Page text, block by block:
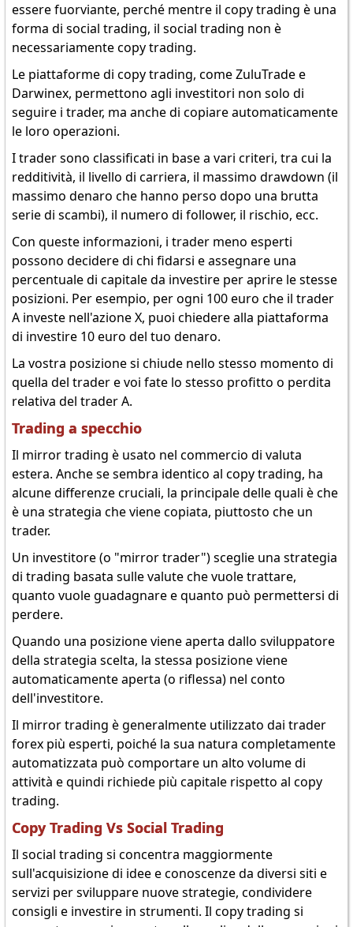
essere fuorviante, perché mentre il copy trading è una
forma di social trading, il social trading non è
necessariamente copy trading.
Le piattaforme di copy trading, come ZuluTrade e
Darwinex, permettono agli investitori non solo di
seguire i trader, ma anche di copiare automaticamente
le loro operazioni.
I trader sono classificati in base a vari criteri, tra cui la
redditività, il livello di carriera, il massimo drawdown (il
massimo denaro che hanno perso dopo una brutta
serie di scambi), il numero di follower, il rischio, ecc.
Con queste informazioni, i trader meno esperti
possono decidere di chi fidarsi e assegnare una
percentuale di capitale da investire per aprire le stesse
posizioni. Per esempio, per ogni 100 euro che il trader
A investe nell'azione X, puoi chiedere alla piattaforma
di investire 10 euro del tuo denaro.
La vostra posizione si chiude nello stesso momento di
quella del trader e voi fate lo stesso profitto o perdita
relativa del trader A.
Trading a specchio
Il mirror trading è usato nel commercio di valuta
estera. Anche se sembra identico al copy trading, ha
alcune differenze cruciali, la principale delle quali è che
è una strategia che viene copiata, piuttosto che un
trader.
Un investitore (o "mirror trader") sceglie una strategia
di trading basata sulle valute che vuole trattare,
quanto vuole guadagnare e quanto può permettersi di
perdere.
Quando una posizione viene aperta dallo sviluppatore
della strategia scelta, la stessa posizione viene
automaticamente aperta (o riflessa) nel conto
dell'investitore.
Il mirror trading è generalmente utilizzato dai trader
forex più esperti, poiché la sua natura completamente
automatizzata può comportare un alto volume di
attività e quindi richiede più capitale rispetto al copy
trading.
Copy Trading Vs Social Trading
Il social trading si concentra maggiormente
sull'acquisizione di idee e conoscenze da diversi siti e
servizi per sviluppare nuove strategie, condividere
consigli e investire in strumenti. Il copy trading si